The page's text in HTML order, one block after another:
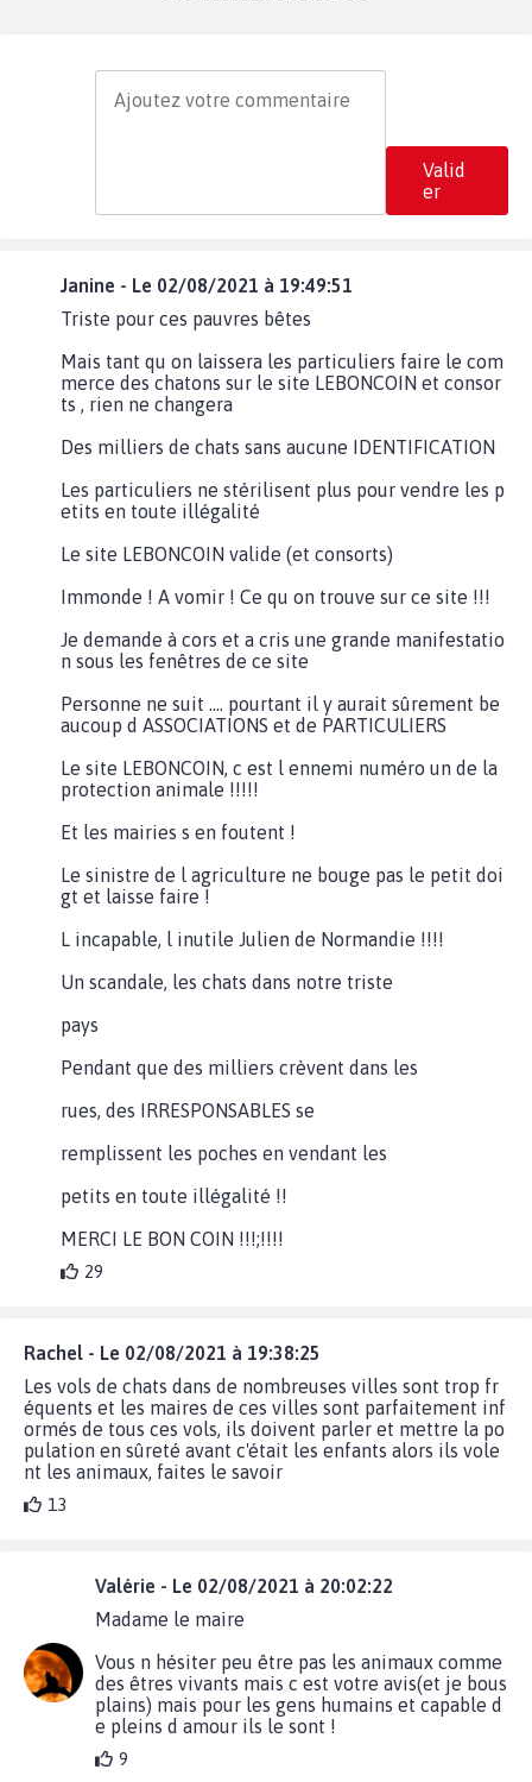
Valid
er
Janine - Le 02/08/2021 à 19:49:51
Triste pour ces pauvres bêtes
Mais tant qu on laissera les particuliers faire le com
merce des chatons sur le site LEBONCOIN et consor
ts , rien ne changera
Des milliers de chats sans aucune IDENTIFICATION
Les particuliers ne stérilisent plus pour vendre les p
etits en toute illégalité
Le site LEBONCOIN valide (et consorts)
Immonde ! A vomir ! Ce qu on trouve sur ce site !!!
Je demande à cors et a cris une grande manifestatio
n sous les fenêtres de ce site
Personne ne suit .... pourtant il y aurait sûrement be
aucoup d ASSOCIATIONS et de PARTICULIERS
Le site LEBONCOIN, c est l ennemi numéro un de la
protection animale !!!!!
Et les mairies s en foutent !
Le sinistre de l agriculture ne bouge pas le petit doi
gt et laisse faire !
L incapable, l inutile Julien de Normandie !!!!
Un scandale, les chats dans notre triste
pays
Pendant que des milliers crèvent dans les
rues, des IRRESPONSABLES se
remplissent les poches en vendant les
petits en toute illégalité !!
MERCI LE BON COIN !!!;!!!!
29
Rachel - Le 02/08/2021 à 19:38:25
Les vols de chats dans de nombreuses villes sont trop fr
équents et les maires de ces villes sont parfaitement inf
ormés de tous ces vols, ils doivent parler et mettre la po
pulation en sûreté avant c'était les enfants alors ils vole
nt les animaux, faites le savoir
13
Valérie - Le 02/08/2021 à 20:02:22
Madame le maire
Vous n hésiter peu être pas les animaux comme
des êtres vivants mais c est votre avis(et je bous
plains) mais pour les gens humains et capable d
e pleins d amour ils le sont !
9